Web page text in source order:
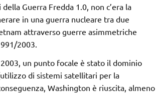
Guerra Fredda 1.0, non c’era la
in una guerra nucleare tra due
attraverso guerre asimmetriche
2003.
un punto focale è stato il dominio
di sistemi satellitari per la
Washington è riuscita, almeno